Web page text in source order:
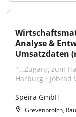
Analyse &
Umsatzdaten
"...Zugang zum
Harburg •
Speira GmbH
Grevenbroich,